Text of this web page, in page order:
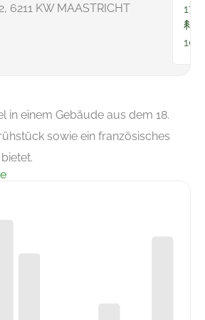
6211 KW MAASTRICHT
17
100
in einem Gebäude aus dem 18.
sowie ein französisches